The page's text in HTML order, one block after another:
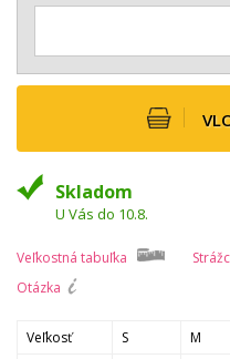
Skladom
U Vás do 10.8.
Veľkostná tabuľka
Otázka
Veľkosť S M